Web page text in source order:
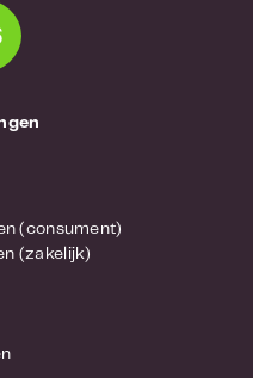
(consument)
(zakelijk)